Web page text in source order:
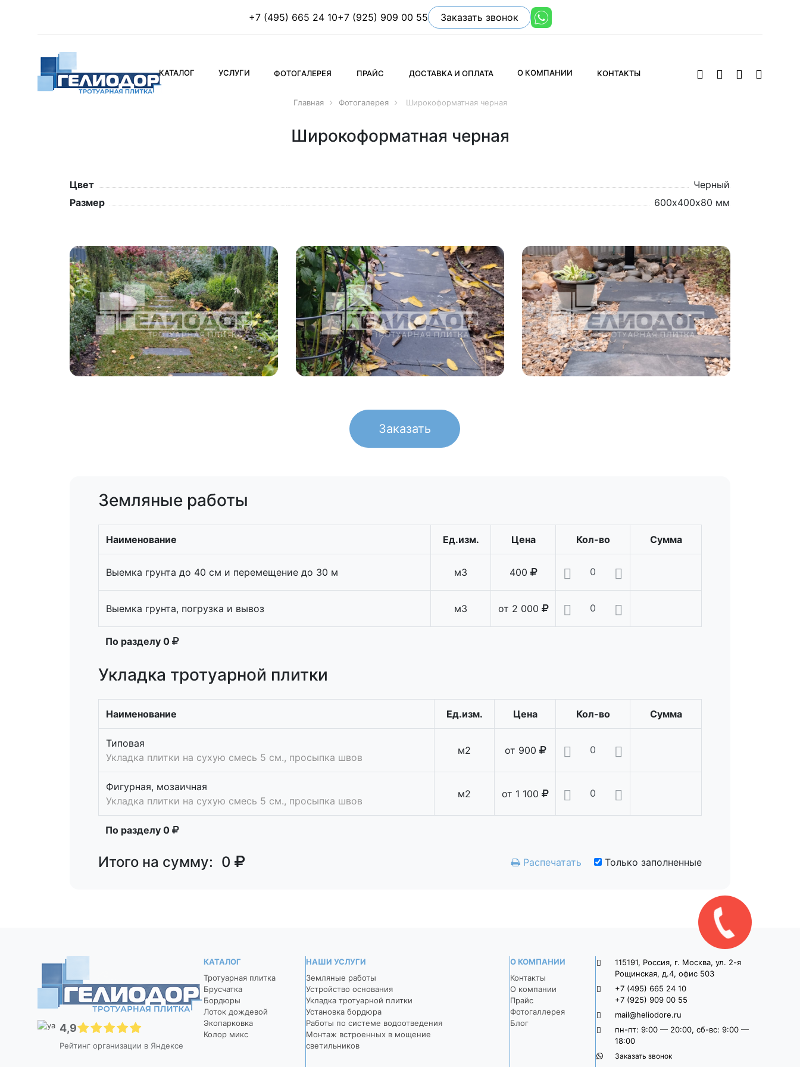
+7 (495) 665 24 10+7 (925) 909 00 55 Заказать звонок
КАТАЛОГ УСЛУГИ ФОТОГАЛЕРЕЯ ПРАЙС ДОСТАВКА И ОПЛАТА О КОМПАНИИ КОНТАКТЫ
Главная Фотогалерея Широкоформатная черная
Широкоформатная черная
Цвет
Черный
Размер
600х400х80 мм
Заказать
Земляные работы
Наименование Ед.изм. Цена Кол-во Сумма
Выемка грунта до 40 см и перемещение до 30 м м3 400
Выемка грунта, погрузка и вывоз м3 от 2 000
По разделу 0
Укладка тротуарной плитки
Наименование Ед.изм. Цена Кол-во Сумма
Типовая
Укладка плитки на сухую смесь 5 см., просыпка швов
м2 от 900
Фигурная, мозаичная
Укладка плитки на сухую смесь 5 см., просыпка швов
м2 от 1 100
По разделу 0
Итого на сумму: 0 Распечатать Только заполненные
4,9
Рейтинг организации в Яндексе
КАТАЛОГ
Тротуарная плитка
Брусчатка
Бордюры
Лоток дождевой
Экопарковка
Колор микс
НАШИ УСЛУГИ
Земляные работы
Устройство основания
Укладка тротуарной плитки
Установка бордюра
Работы по системе водоотведения
Монтаж встроенных в мощение
светильников
О КОМПАНИИ
Контакты
О компании
Прайс
Фотогаллерея
Блог
115191, Россия, г. Москва, ул. 2-я
Рощинская, д.4, офис 503
+7 (495) 665 24 10
+7 (925) 909 00 55
mail@heliodore.ru
пн-пт: 9:00 — 20:00, сб-вс: 9:00 —
18:00
Заказать звонок